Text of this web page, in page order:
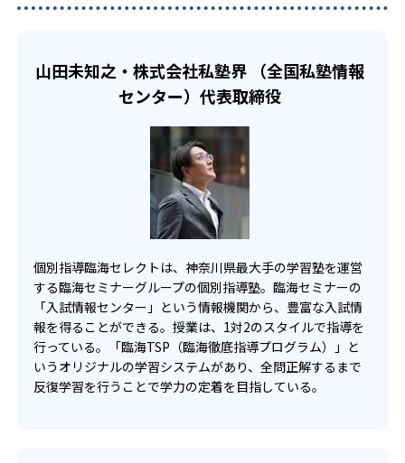
徒に最適な進路を提案すべく入試情報運用の専門機関も設
置。満足度の向上に向けて、生徒による「講師評価アンケ
ート」も月に一度実施している。
無料の「勉強大会」で定期テスト対策
定期テスト対策として、年2、3回も「勉強大会」実施（1回
あたり300分）。定期テスト対策を行う。会場は、個別指導
セレクトの各教室で、参加は無料だ。
ており、通塾の利便性も高い。
どんなデメリットがある？
様の点が挙げられる。すなわち、周囲に多くのライバルが
いないと緊張感や張り合いが持てない生徒の場合、効率的
な勉強が難しくなる可能性がある。
神奈川県には多くの教室を持つ臨海セレクトだが、首都圏
以外には進出していない。そのため、首都圏以外で個人指
- -
東洋大学 駒澤大学
山田未知之・株式会社私塾界 （全国私塾情報
センター）代表取締役
個別指導臨海セレクトは、神奈川県最大手の学習塾を運営
する臨海セミナーグループの個別指導塾。臨海セミナーの
「入試情報センター」という情報機関から、豊富な入試情
報を得ることができる。授業は、1対2のスタイルで指導を
行っている。「臨海TSP（臨海徹底指導プログラム）」と
いうオリジナルの学習システムがあり、全問正解するまで
反復学習を行うことで学力の定着を目指している。